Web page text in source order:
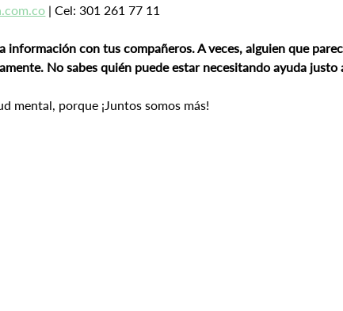
| Cel: 301 261 77 11
información con tus compañeros. A veces, alguien que
No sabes quién puede estar necesitando ayuda justo
mental, porque ¡Juntos somos más!